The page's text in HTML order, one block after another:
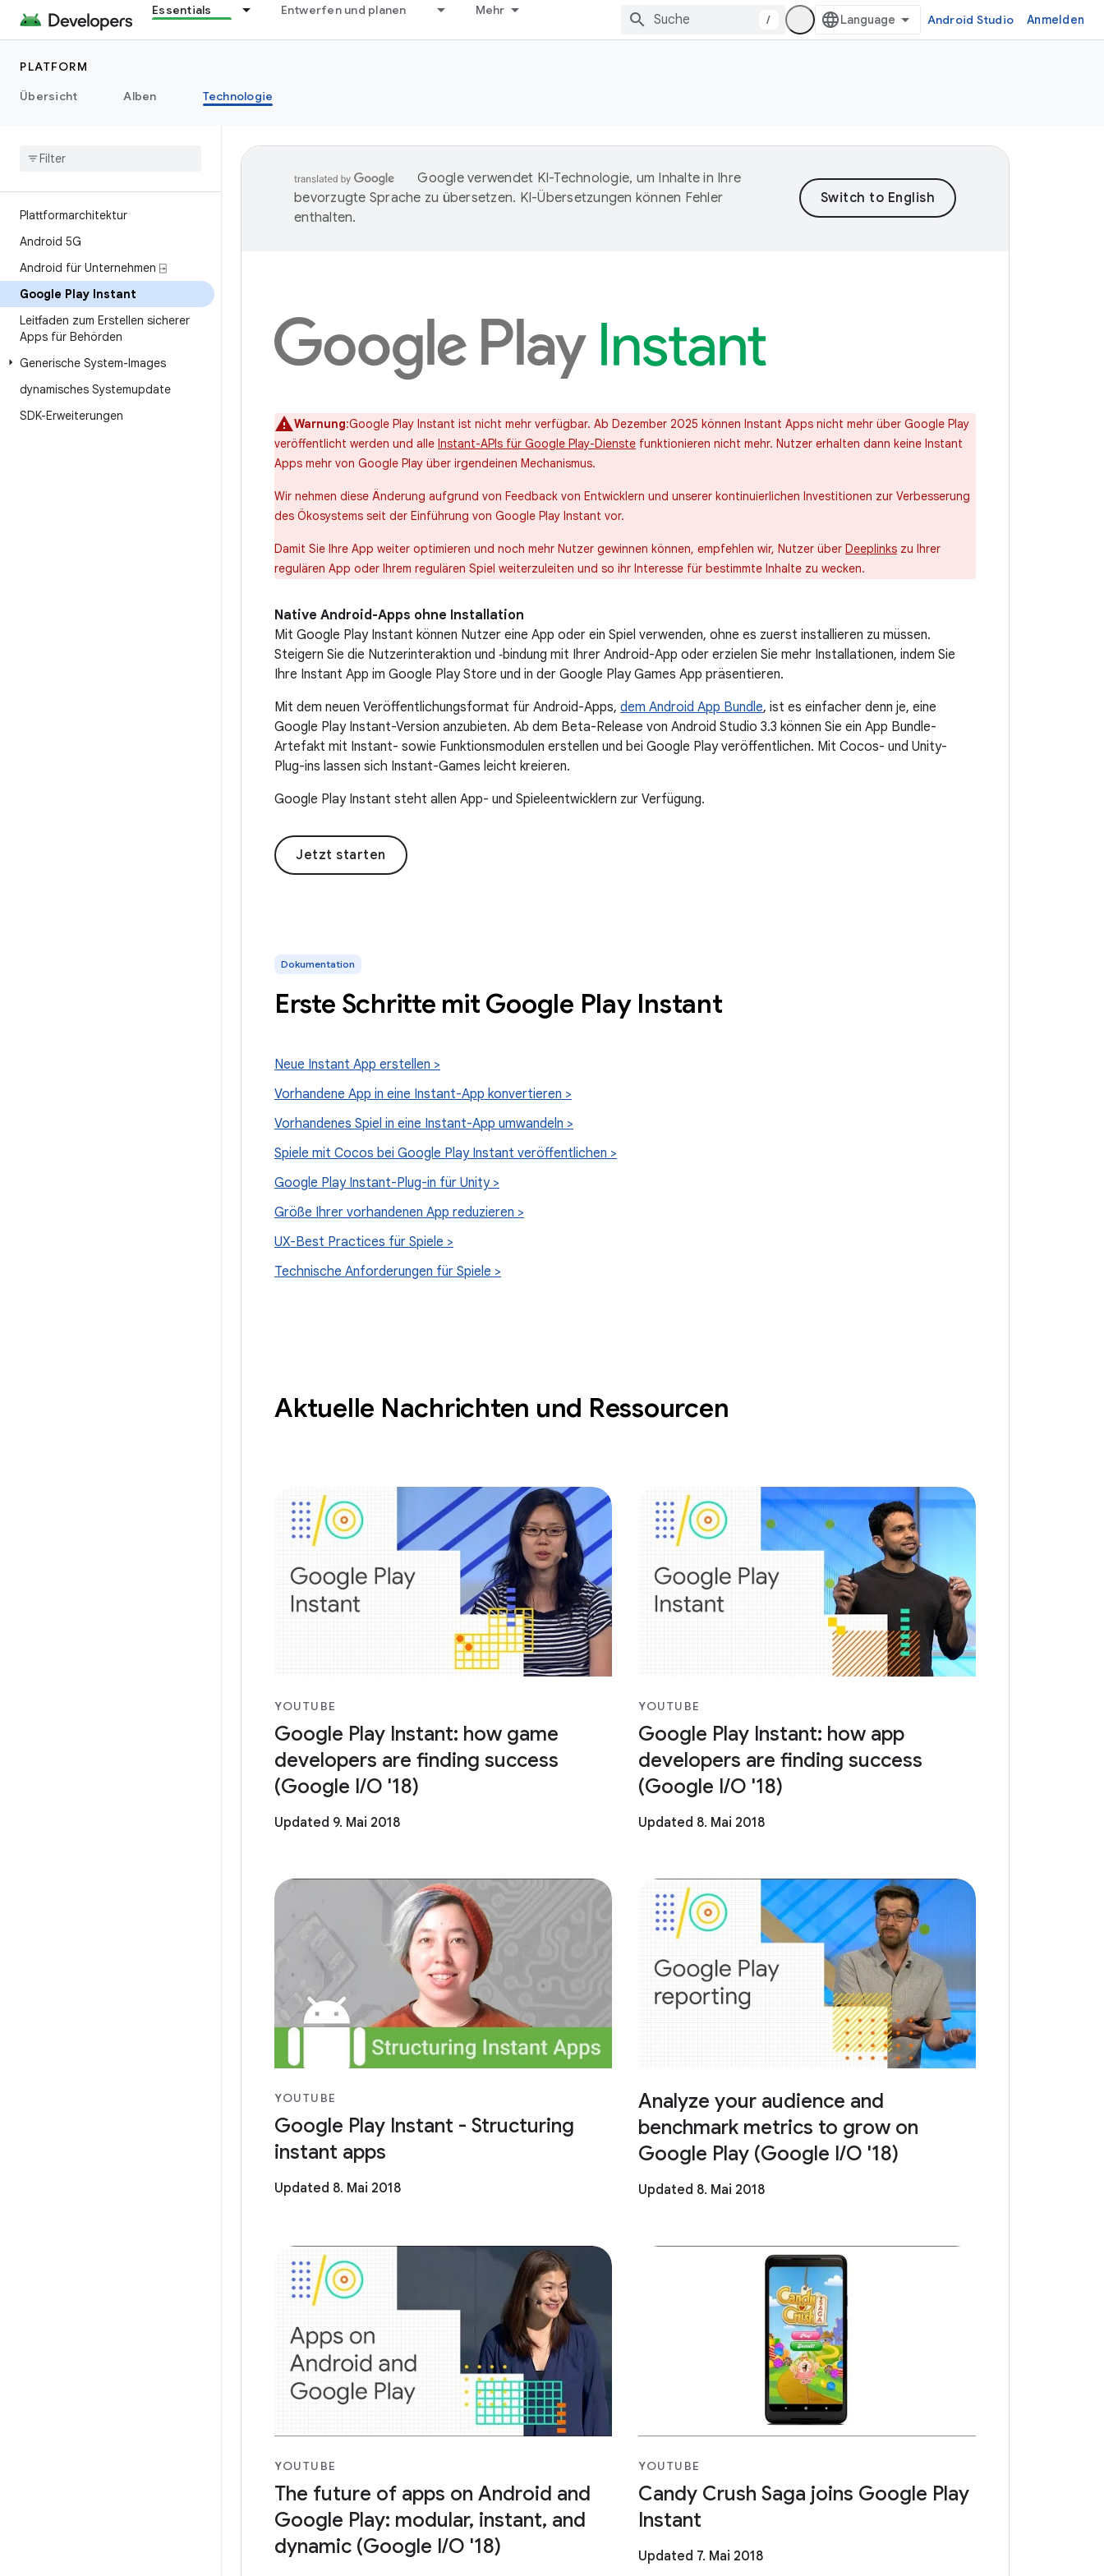
Essentials Entwerfen und planen Mehr
/ Android Studio Anmelden
PLATFORM
Übersicht
Alben Technologie
Plattformarchitektur
Android 5G
Android für Unternehmen ⍈
Google Play Instant
Leitfaden zum Erstellen sicherer
Apps für Behörden
Generische System-Images
dynamisches Systemupdate
SDK-Erweiterungen
Google verwendet KI-Technologie, um Inhalte in Ihre
bevorzugte Sprache zu übersetzen. KI-Übersetzungen können Fehler
enthalten.
Warnung:Google Play Instant ist nicht mehr verfügbar. Ab Dezember 2025 können Instant Apps nicht mehr über Google Play
veröffentlicht werden und alle Instant-APIs für Google Play-Dienste funktionieren nicht mehr. Nutzer erhalten dann keine Instant
Apps mehr von Google Play über irgendeinen Mechanismus.
Wir nehmen diese Änderung aufgrund von Feedback von Entwicklern und unserer kontinuierlichen Investitionen zur Verbesserung
des Ökosystems seit der Einführung von Google Play Instant vor.
Damit Sie Ihre App weiter optimieren und noch mehr Nutzer gewinnen können, empfehlen wir, Nutzer über Deeplinks zu Ihrer
regulären App oder Ihrem regulären Spiel weiterzuleiten und so ihr Interesse für bestimmte Inhalte zu wecken.
Native Android-Apps ohne Installation
Mit Google Play Instant können Nutzer eine App oder ein Spiel verwenden, ohne es zuerst installieren zu müssen.
Steigern Sie die Nutzerinteraktion und ‑bindung mit Ihrer Android-App oder erzielen Sie mehr Installationen, indem Sie
Ihre Instant App im Google Play Store und in der Google Play Games App präsentieren.
Mit dem neuen Veröffentlichungsformat für Android-Apps, dem Android App Bundle, ist es einfacher denn je, eine
Google Play Instant-Version anzubieten. Ab dem Beta-Release von Android Studio 3.3 können Sie ein App Bundle-
Artefakt mit Instant- sowie Funktionsmodulen erstellen und bei Google Play veröffentlichen. Mit Cocos- und Unity-
Plug-ins lassen sich Instant-Games leicht kreieren.
Google Play Instant steht allen App- und Spieleentwicklern zur Verfügung.
Jetzt starten
Dokumentation
Erste Schritte mit Google Play Instant
Neue Instant App erstellen >
Vorhandene App in eine Instant-App konvertieren >
Vorhandenes Spiel in eine Instant-App umwandeln >
Spiele mit Cocos bei Google Play Instant veröffentlichen >
Google Play Instant-Plug-in für Unity >
Größe Ihrer vorhandenen App reduzieren >
UX-Best Practices für Spiele >
Technische Anforderungen für Spiele >
Aktuelle Nachrichten und Ressourcen
YOUTUBE
Google Play Instant: how game
developers are finding success
(Google I/O '18)
Updated 9. Mai 2018
YOUTUBE
Google Play Instant: how app
developers are finding success
(Google I/O '18)
Updated 8. Mai 2018
YOUTUBE
Google Play Instant - Structuring
instant apps
Updated 8. Mai 2018
Analyze your audience and
benchmark metrics to grow on
Google Play (Google I/O '18)
Updated 8. Mai 2018
YOUTUBE
The future of apps on Android and
Google Play: modular, instant, and
dynamic (Google I/O '18)
YOUTUBE
Candy Crush Saga joins Google Play
Instant
Updated 7. Mai 2018